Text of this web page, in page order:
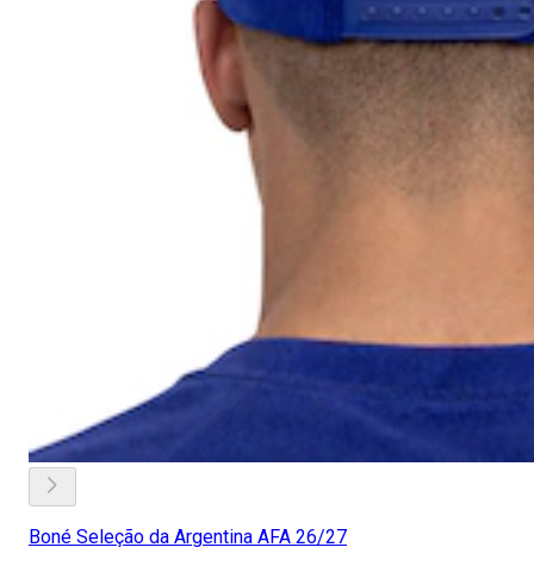
Boné Seleção da Argentina AFA 26/27